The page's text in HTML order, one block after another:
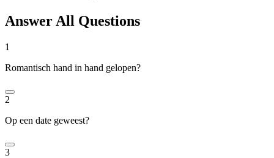
Answer All Questions
1
Romantisch hand in hand gelopen?
2
Op een date geweest?
3